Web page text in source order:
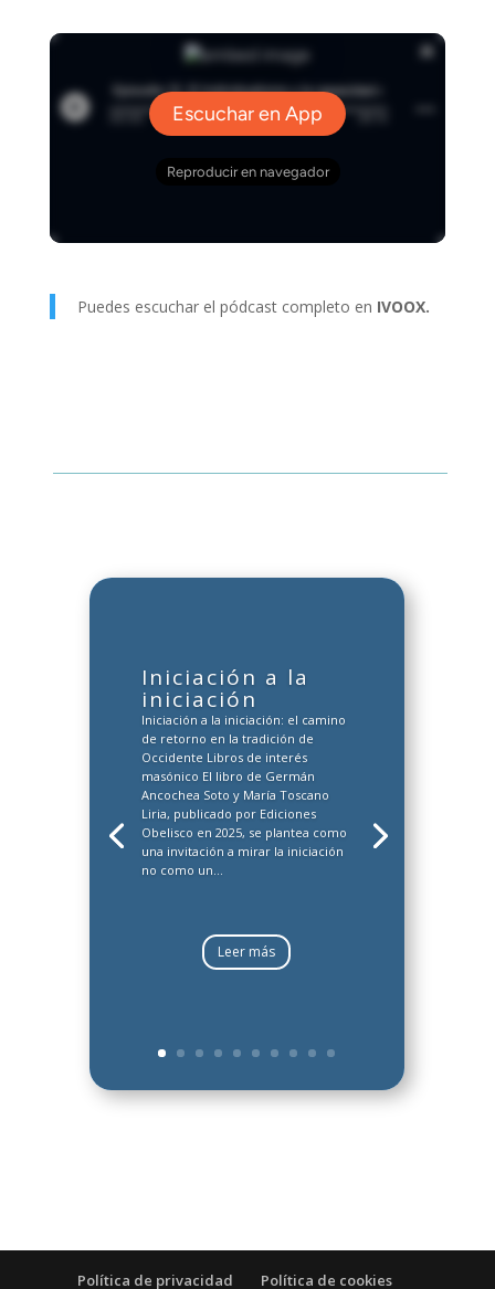
Puedes escuchar el pódcast completo en IVOOX.
Iniciación a la
iniciación
Iniciación a la iniciación: el camino
de retorno en la tradición de
Occidente Libros de interés
masónico El libro de Germán
Ancochea Soto y María Toscano
Liria, publicado por Ediciones
Obelisco en 2025, se plantea como
una invitación a mirar la iniciación
no como un...
Leer más
Política de privacidad Política de cookies